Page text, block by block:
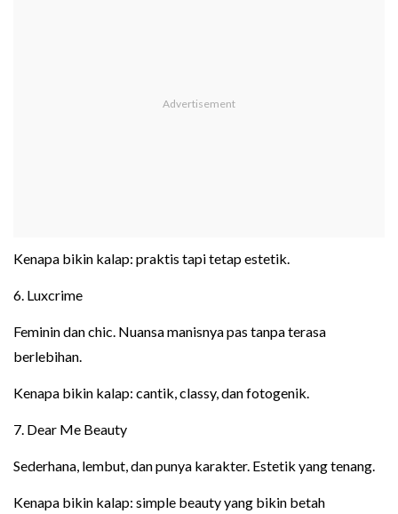
Kenapa bikin kalap: praktis tapi tetap estetik.
6. Luxcrime
Feminin dan chic. Nuansa manisnya pas tanpa terasa
berlebihan.
Kenapa bikin kalap: cantik, classy, dan fotogenik.
7. Dear Me Beauty
Sederhana, lembut, dan punya karakter. Estetik yang tenang.
Kenapa bikin kalap: simple beauty yang bikin betah